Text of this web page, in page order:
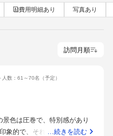
費用明細あり 写真あり
人数：61～70名 （予定）
色は圧巻で、特別感があり
象的で、それぞれが新郎新婦
…続きを読む